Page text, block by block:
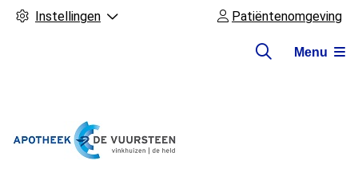
Instellingen Patiëntenomgeving
Menu